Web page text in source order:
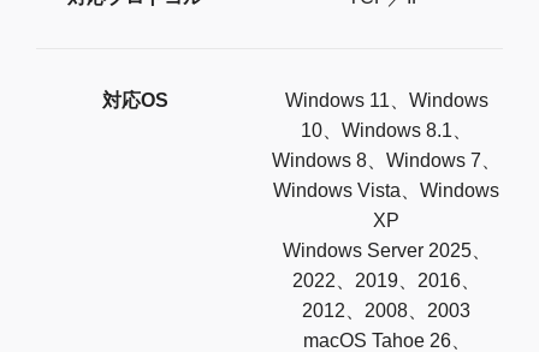
対応OS
Windows 11、Windows
10、Windows 8.1、
Windows 8、Windows 7、
Windows Vista、Windows
XP
Windows Server 2025、
2022、2019、2016、
2012、2008、2003
macOS Tahoe 26、